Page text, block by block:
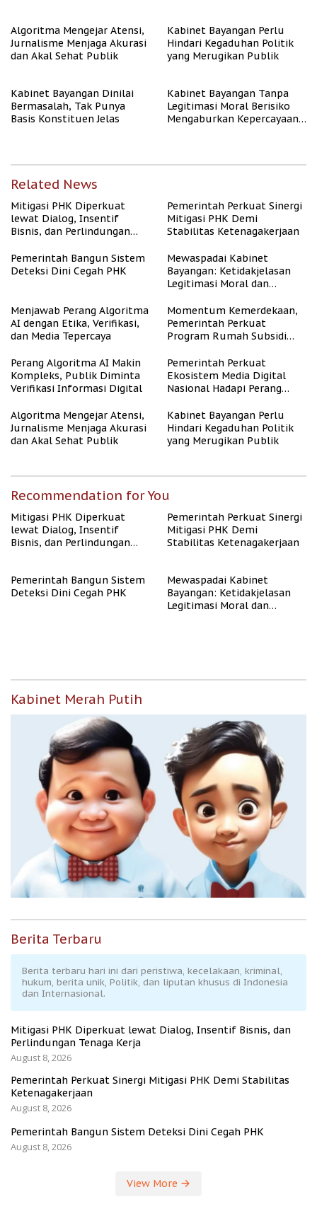
Algoritma Mengejar Atensi,
Jurnalisme Menjaga Akurasi
dan Akal Sehat Publik
Kabinet Bayangan Perlu
Hindari Kegaduhan Politik
yang Merugikan Publik
Kabinet Bayangan Dinilai
Bermasalah, Tak Punya
Basis Konstituen Jelas
Kabinet Bayangan Tanpa
Legitimasi Moral Berisiko
Mengaburkan Kepercayaan
Related News
Mitigasi PHK Diperkuat
lewat Dialog, Insentif
Bisnis, dan Perlindungan
Pemerintah Perkuat Sinergi
Mitigasi PHK Demi
Stabilitas Ketenagakerjaan
Pemerintah Bangun Sistem
Deteksi Dini Cegah PHK
Mewaspadai Kabinet
Bayangan: Ketidakjelasan
Legitimasi Moral dan
Menjawab Perang Algoritma
AI dengan Etika, Verifikasi,
dan Media Tepercaya
Momentum Kemerdekaan,
Pemerintah Perkuat
Program Rumah Subsidi
Berpenghasilan Rendah
Perang Algoritma AI Makin
Kompleks, Publik Diminta
Verifikasi Informasi Digital
Pemerintah Perkuat
Ekosistem Media Digital
Nasional Hadapi Perang
Algoritma Mengejar Atensi,
Jurnalisme Menjaga Akurasi
dan Akal Sehat Publik
Kabinet Bayangan Perlu
Hindari Kegaduhan Politik
yang Merugikan Publik
Recommendation for You
Mitigasi PHK Diperkuat
lewat Dialog, Insentif
Bisnis, dan Perlindungan
Pemerintah Perkuat Sinergi
Mitigasi PHK Demi
Stabilitas Ketenagakerjaan
Pemerintah Bangun Sistem
Deteksi Dini Cegah PHK
Mewaspadai Kabinet
Bayangan: Ketidakjelasan
Legitimasi Moral dan
Kabinet Merah Putih
Berita Terbaru
Berita terbaru hari ini dari peristiwa, kecelakaan, kriminal,
hukum, berita unik, Politik, dan liputan khusus di Indonesia
dan Internasional.
Mitigasi PHK Diperkuat lewat Dialog, Insentif Bisnis, dan
Perlindungan Tenaga Kerja
August 8, 2026
Pemerintah Perkuat Sinergi Mitigasi PHK Demi Stabilitas
Ketenagakerjaan
August 8, 2026
Pemerintah Bangun Sistem Deteksi Dini Cegah PHK
August 8, 2026
View More